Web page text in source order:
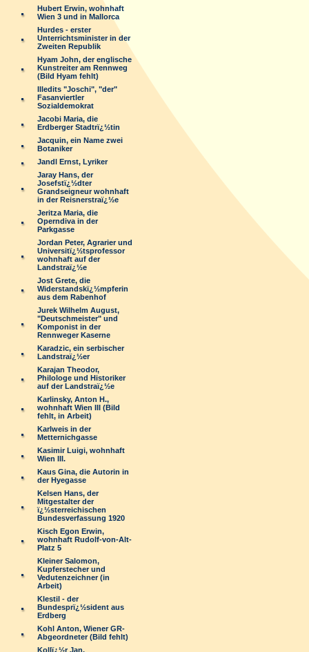
Hubert Erwin, wohnhaft
Wien 3 und in Mallorca
Hurdes - erster
Unterrichtsminister in der
Zweiten Republik
Hyam John, der englische
Kunstreiter am Rennweg
(Bild Hyam fehlt)
Illedits "Joschi", "der"
Fasanviertler
Sozialdemokrat
Jacobi Maria, die
Erdberger Stadtrï¿½tin
Jacquin, ein Name zwei
Botaniker
Jandl Ernst, Lyriker
Jaray Hans, der
Josefstï¿½dter
Grandseigneur wohnhaft
in der Reisnerstraï¿½e
Jeritza Maria, die
Operndiva in der
Parkgasse
Jordan Peter, Agrarier und
Universitï¿½tsprofessor
wohnhaft auf der
Landstraï¿½e
Jost Grete, die
Widerstandskï¿½mpferin
aus dem Rabenhof
Jurek Wilhelm August,
"Deutschmeister" und
Komponist in der
Rennweger Kaserne
Karadzic, ein serbischer
Landstraï¿½er
Karajan Theodor,
Philologe und Historiker
auf der Landstraï¿½e
Karlinsky, Anton H.,
wohnhaft Wien III (Bild
fehlt, in Arbeit)
Karlweis in der
Metternichgasse
Kasimir Luigi, wohnhaft
Wien III.
Kaus Gina, die Autorin in
der Hyegasse
Kelsen Hans, der
Mitgestalter der
ï¿½sterreichischen
Bundesverfassung 1920
Kisch Egon Erwin,
wohnhaft Rudolf-von-Alt-
Platz 5
Kleiner Salomon,
Kupferstecher und
Vedutenzeichner (in
Arbeit)
Klestil - der
Bundesprï¿½sident aus
Erdberg
Kohl Anton, Wiener GR-
Abgeordneter (Bild fehlt)
Kollï¿½r Jan,